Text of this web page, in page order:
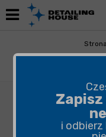
Zapisz
i odbierz